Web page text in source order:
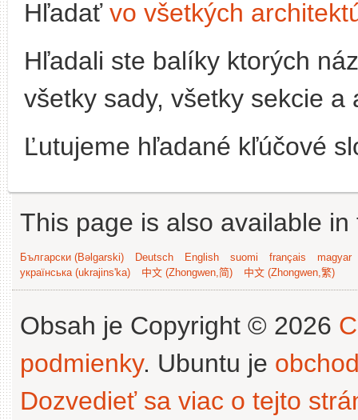
Hľadať vo všetkých
Hľadali ste balíky ktorých
všetky sady, všetky sekcie
Ľutujeme hľadané kľúčové
This page is also available
Български (Bəlgarski) Deutsch English suomi français
magyar
українська (ukrajins'ka)
中文 (Zhongwen,简) 中文 (Zhongwen,繁)
Obsah je Copyright © 2026
podmienky. Ubuntu je
Dozvedieť sa viac o tejto